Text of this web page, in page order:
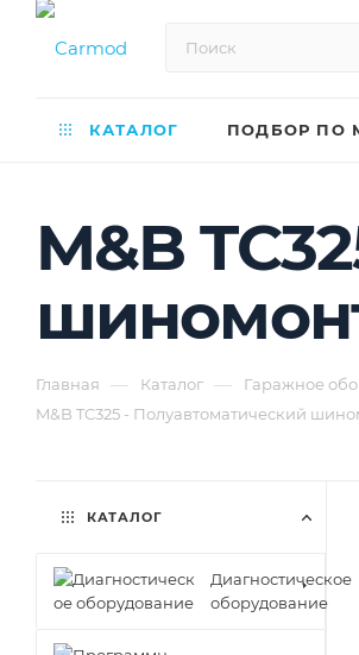
КАТАЛОГ ПОДБОР ПО
M&B
Главная — Каталог — Гаражное
M&B TC325 - Полуавтоматический
КАТАЛОГ
Диагностическое
оборудование